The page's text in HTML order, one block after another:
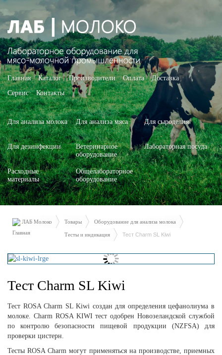
Главная Каталог Производители Оплата
Доставка
Сервис
Контакты
Для анализа молока Для анализа мяса Для сыроделия
Для дезинфекции
Ветеринарное
оборудование
Лабораторная посуда
Расходные
материалы
Общелабораторное
оборудование
ЛАБ Молоко Товары Оборудование для анализа молока
Тесты и индикация Тест Charm SL Kiwi
Тест Charm SL Kiwi
Тест ROSA Charm SL Kiwi создан для определения цефанолиума в
молоке. Charm ROSA KIWI тест одобрен Новозеландской службой
по контролю безопасности пищевой продукции (NZFSA) для
проверки цистерн.
Тесты ROSA Charm могут применяться на производстве, приемных